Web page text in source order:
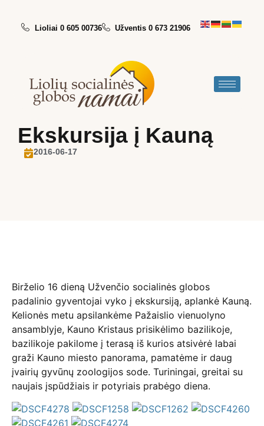
Lioliai 0 605 00736 Užventis 0 673 21906
Ekskursija į Kauną
2016-06-17
Birželio 16 dieną Užvenčio socialinės globos
padalinio gyventojai vyko į ekskursiją, aplankė Kauną.
Kelionės metu apsilankėme Pažaislio vienuolyno
ansamblyje, Kauno Kristaus prisikėlimo bazilikoje,
bazilikoje pakilome į terasą iš kurios atsivėrė labai
graži Kauno miesto panorama, pamatėme ir daug
įvairių gyvūnų zoologijos sode. Turiningai, greitai su
naujais įspūdžiais ir potyriais prabėgo diena.